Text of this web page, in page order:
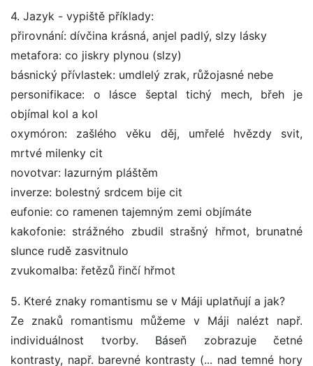
4. Jazyk - vypiště příklady:
přirovnání: dívčina krásná, anjel padlý, slzy lásky
metafora: co jiskry plynou (slzy)
básnický přívlastek: umdlelý zrak, růžojasné nebe
personifikace: o lásce šeptal tichý mech, břeh je
objímal kol a kol
oxymóron: zašlého věku děj, umřelé hvězdy svit,
mrtvé milenky cit
novotvar: lazurným pláštěm
inverze: bolestný srdcem bije cit
eufonie: co ramenen tajemným zemi objímáte
kakofonie: strážného zbudil strašný hřmot, brunatné
slunce rudě zasvitnulo
zvukomalba: řetězů řinčí hřmot
5. Které znaky romantismu se v Máji uplatňují a jak?
Ze znaků romantismu můžeme v Máji nalézt např.
individuálnost tvorby. Báseň zobrazuje četné
kontrasty, např. barevné kontrasty (... nad temné hory